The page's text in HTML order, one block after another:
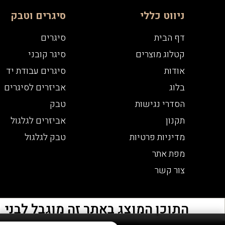
התוכן המוצג באתר זה מוגבל לבני 21 ומעלה - אזהרה צריכה מופרזת של אלכוהול מסכנת חיים ומזיקה לבריאות
ניווט כללי
דף הבית
קטלוג מוצרים
אודות
בלוג
הסדרי נגישות
תקנון
מדיניות פרטיות
מפת אתר
צור קשר
סיגרים וטבק
סיגרים
סיגר קובני
סיגרים עבודת יד
אביזרים לסיגרים
טבק
אביזרים לגלגול
טבק לגלגול